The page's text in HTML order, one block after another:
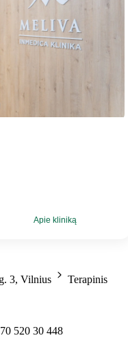
Apie kliniką
3, Vilnius
Terapinis
520 30 448